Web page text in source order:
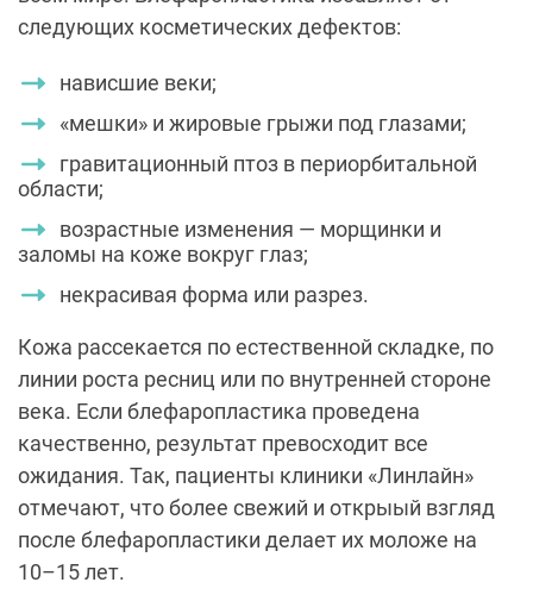
следующих косметических дефектов:
нависшие веки;
«мешки» и жировые грыжи под глазами;
гравитационный птоз в периорбитальной
области;
возрастные изменения — морщинки и
заломы на коже вокруг глаз;
некрасивая форма или разрез.
Кожа рассекается по естественной складке, по
линии роста ресниц или по внутренней стороне
века. Если блефаропластика проведена
качественно, результат превосходит все
ожидания. Так, пациенты клиники «Линлайн»
отмечают, что более свежий и открыый взгляд
после блефаропластики делает их моложе на
10–15 лет.